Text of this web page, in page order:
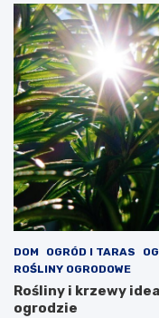
o
m
i
e
s
z
c
z
e
n
i
a
c
h
k
t
y
,
k
t
ó
r
e
w
a
r
t
o
s
p
o
ż
DOM OGRÓD I TARAS
ROŚLINY OGRODOWE
Rośliny i krzewy
ogrodzie